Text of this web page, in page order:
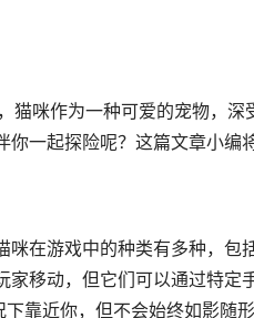
猫咪作为一种可爱的宠物，
一起探险呢？这篇文章小编
在游戏中的种类有多种，包
移动，但它们可以通过特定
靠近你，但不会始终如影随形